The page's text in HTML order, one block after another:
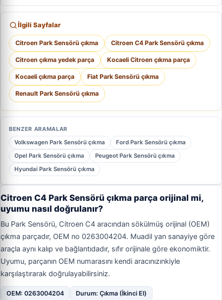
İlgili Sayfalar
Citroen Park Sensörü çıkma Citroen C4 Park Sensörü çıkma
Citroen çıkma yedek parça Kocaeli Citroen çıkma parça
Kocaeli çıkma parça Fiat Park Sensörü çıkma
Renault Park Sensörü çıkma
BENZER ARAMALAR
Volkswagen Park Sensörü çıkma
Ford Park Sensörü çıkma
Opel Park Sensörü çıkma
Peugeot Park Sensörü çıkma
Hyundai Park Sensörü çıkma
Citroen C4 Park Sensörü çıkma parça orijinal mi,
uyumu nasıl doğrulanır?
Bu Park Sensörü, Citroen C4 aracından sökülmüş orijinal (OEM)
çıkma parçadır, OEM no 0263004204. Muadil yan sanayiye göre
araçla aynı kalıp ve bağlantıdadır, sıfır orijinale göre ekonomiktir.
Uyumu, parçanın OEM numarasını kendi aracınızınkiyle
karşılaştırarak doğrulayabilirsiniz.
OEM: 0263004204 Durum: Çıkma (İkinci El)